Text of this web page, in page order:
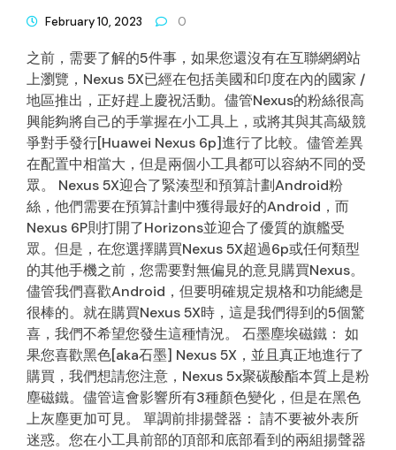
February 10, 2023 0
之前，需要了解的5件事，如果您還沒有在互聯網網站
上瀏覽，Nexus 5X已經在包括美國和印度在內的國家 /
地區推出，正好趕上慶祝活動。儘管Nexus的粉絲很高
興能夠將自己的手掌握在小工具上，或將其與其高級競
爭對手發行[Huawei Nexus 6p]進行了比較。儘管差異
在配置中相當大，但是兩個小工具都可以容納不同的受
眾。 Nexus 5X迎合了緊湊型和預算計劃Android粉
絲，他們需要在預算計劃中獲得最好的Android，而
Nexus 6P則打開了Horizo​​ns並迎合了優質的旗艦受
眾。但是，在您選擇購買Nexus 5X超過6p或任何類型
的其他手機之前，您需要對無偏見的意見購買Nexus。
儘管我們喜歡Android，但要明確規定規格和功能總是
很棒的。就在購買Nexus 5X時，這是我們得到的5個驚
喜，我們不希望您發生這種情況。 石墨塵埃磁鐵： 如
果您喜歡黑色[aka石墨] Nexus 5X，並且真正地進行了
購買，我們想請您注意，Nexus 5x聚碳酸酯本質上是粉
塵磁鐵。儘管這會影響所有3種顏色變化，但是在黑色
上灰塵更加可見。 單調前排揚聲器： 請不要被外表所
迷惑。您在小工具前部的頂部和底部看到的兩組揚聲器